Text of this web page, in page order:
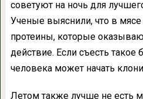
советуют на ночь для
Ученые выяснили, что в мясе
протеины, которые
действие. Если съесть такое
человека может начать
Летом также лучше не есть